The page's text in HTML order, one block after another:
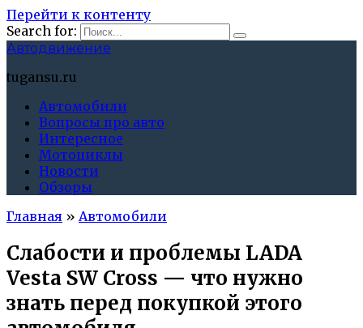
Перейти к контенту
Search for:
Автодвижение
tugansu.ru
Автомобили
Вопросы про авто
Интересное
Мотоциклы
Новости
Обзоры
Главная » Автомобили
Слабости и проблемы LADA
Vesta SW Cross — что нужно
знать перед покупкой этого